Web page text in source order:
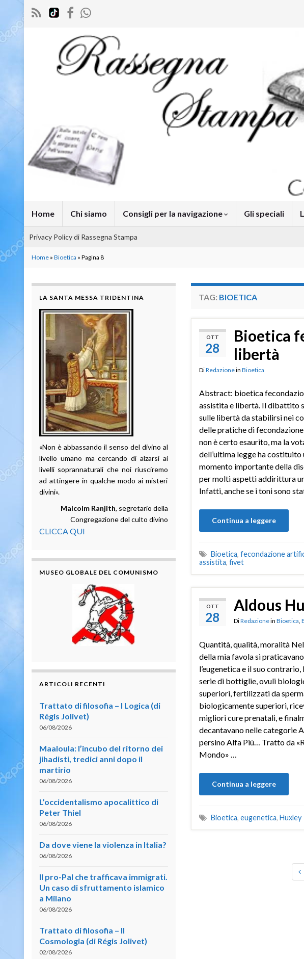
Home Chi siamo Consigli per la navigazione Gli speciali
Privacy Policy di Rassegna Stampa
Home » Bioetica » Pagina 8
TAG: BIOETICA
OTT
28
Bioetica
libertà
DiRedazionein Bioetica
Abstract: bioetica
assistita e libertà. Il dibattito
sulle libertà da stabilirsi nei
delle pratiche di
non è certo esaurito, ma la
dell’ultima legge ha costituito
momento importante della
per molti aspetti addirittura
Infatti, anche se i toni sono
Continua a leggere
Bioetica, fecondazione
assistita, fivet
OTT
28
Aldous
DiRedazionein Bioetica
Quantità, qualità, moralità
della mia favola si
l’eugenetica e il suo contrario,
serie di bottiglie, ovuli
superiori, fertilizzati da
biologicamente superiori,
migliori cure prenatali, e
decantavano nelle categorie
persino Alfa Più… Tratto da
Mondo» …
Continua a leggere
Bioetica, eugenetica, Huxley
LA SANTA MESSA TRIDENTINA
«Non è abbassando il senso del divino al
livello umano ma cercando di alzarsi ai
livelli soprannaturali che noi riusciremo
ad attingere in qualche modo ai misteri
divini».
Malcolm Ranjith, segretario della
Congregazione del culto divino
CLICCA QUI
MUSEO GLOBALE DEL COMUNISMO
ARTICOLI RECENTI
Trattato di filosofia – I Logica (di
Régis Jolivet)
06/08/2026
Maaloula: l’incubo del ritorno dei
jihadisti, tredici anni dopo il
martirio
06/08/2026
L’occidentalismo apocalittico di
Peter Thiel
06/08/2026
Da dove viene la violenza in Italia?
06/08/2026
Il pro-Pal che trafficava immigrati.
Un caso di sfruttamento islamico
a Milano
06/08/2026
Trattato di filosofia – II
Cosmologia (di Régis Jolivet)
02/08/2026